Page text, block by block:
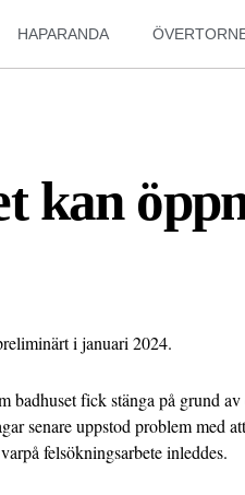
HAPARANDA
kan
i januari 2024.
badhuset fick stänga på grund
senare uppstod problem med
felsökningsarbete inleddes.